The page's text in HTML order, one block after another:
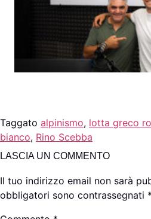
Taggato alpinismo, lotta greco
bianco, Rino Scebba
LASCIA UN COMMENTO
Il tuo indirizzo email non sarà
obbligatori sono contrassegnati *